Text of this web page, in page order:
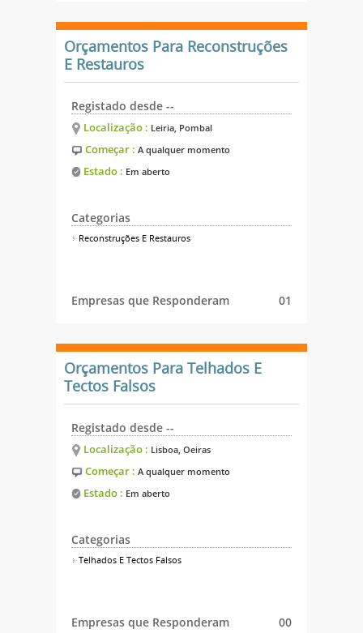
Orçamentos Para Reconstruções
E Restauros
Registado desde --
Localização : Leiria, Pombal
Começar : A qualquer momento
Estado : Em aberto
Categorias
Reconstruções E Restauros
Empresas que Responderam 01
Orçamentos Para Telhados E
Tectos Falsos
Registado desde --
Localização : Lisboa, Oeiras
Começar : A qualquer momento
Estado : Em aberto
Categorias
Telhados E Tectos Falsos
Empresas que Responderam 00